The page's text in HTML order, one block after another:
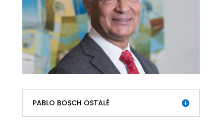
PABLO BOSCH OSTALÉ